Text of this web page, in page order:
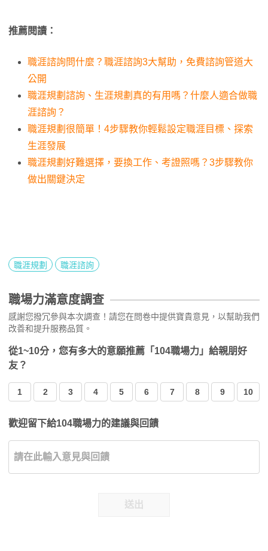
推薦閱讀：
職涯諮詢問什麼？職涯諮詢3大幫助，免費諮詢管道大
公開
職涯規劃諮詢、生涯規劃真的有用嗎？什麼人適合做職
涯諮詢？
職涯規劃很簡單！4步驟教你輕鬆設定職涯目標、探索
生涯發展
職涯規劃好難選擇，要換工作、考證照嗎？3步驟教你
做出關鍵決定
職涯規劃 職涯諮詢
職場力滿意度調查
感謝您撥冗參與本次調查！請您在問卷中提供寶貴意見，以幫助我們
改善和提升服務品質。
從1~10分，您有多大的意願推薦「104職場力」給親朋好
友？
1 2 3 4 5 6 7 8 9 10
歡迎留下給104職場力的建議與回饋
送出